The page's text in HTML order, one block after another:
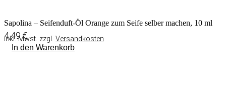
Sapolina – Seifenduft-Öl Orange zum Seife selber machen, 10 ml
4,49€
inkl. Mwst. zzgl. Versandkosten
In den Warenkorb